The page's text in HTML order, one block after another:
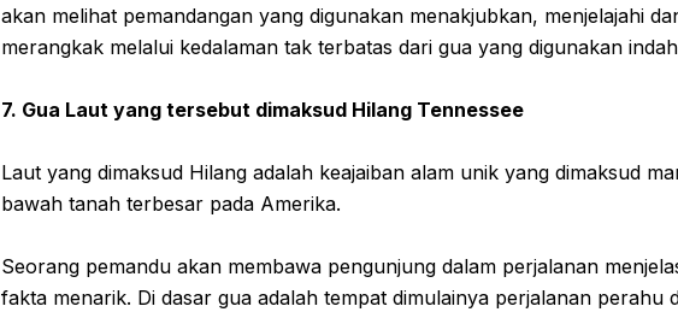
akan melihat pemandangan yang digunakan menakjubkan, menjelajahi
merangkak melalui kedalaman tak terbatas dari gua yang digunakan
7. Gua Laut yang tersebut dimaksud Hilang Tennessee
Laut yang dimaksud Hilang adalah keajaiban alam unik yang dimaksud
bawah tanah terbesar pada Amerika.
Seorang pemandu akan membawa pengunjung dalam perjalanan
fakta menarik. Di dasar gua adalah tempat dimulainya perjalanan perahu